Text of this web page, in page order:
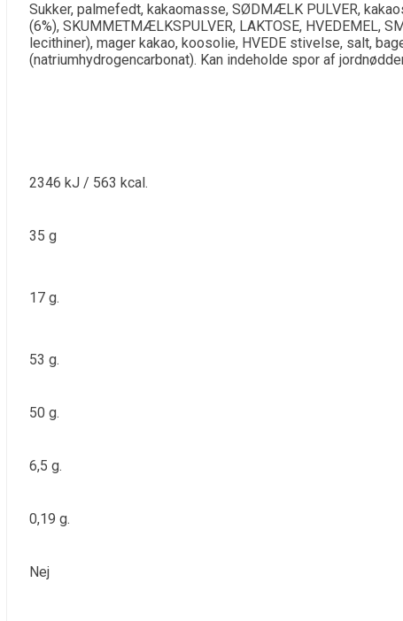
Sukker, palmefedt, kakaomasse, SØDMÆLK PULVER,
(6%), SKUMMETMÆLKSPULVER, LAKTOSE, HVEDEMEL,
lecithiner), mager kakao, koosolie, HVEDE stivelse, salt,
(natriumhydrogencarbonat). Kan indeholde spor af
2346 kJ / 563 kcal.
35 g
17 g.
53 g.
50 g.
6,5 g.
0,19 g.
Nej